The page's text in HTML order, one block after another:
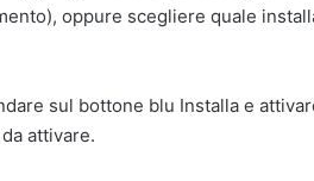
oppure scegliere quale
sul bottone blu Installa e
attivare.